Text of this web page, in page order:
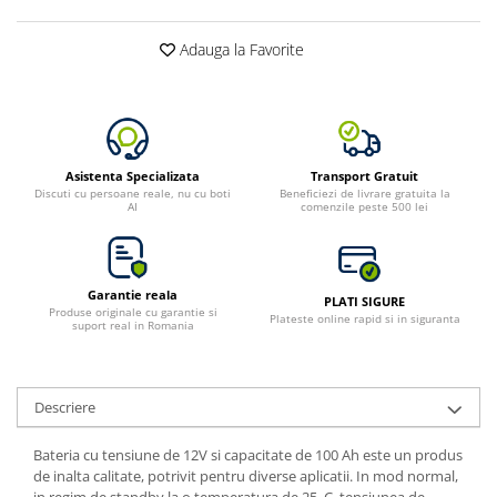
Bluetti
Toate panourile portabile
Kituri solare pentru balcon
Frigidere Portabile
Componente Fotovoltaice
Incarcatoare solare
Incarcatoare solare MPPT
Interfete si cabluri
Cabluri panouri fotovoltaice
Cabluri pentru echipamente
fotovoltaice
Adauga la Favorite
Asistenta Specializata
Discuti cu persoane reale, nu cu boti
AI
Transport Gratuit
Beneficiezi de livrare gratuita la
comenzile peste 500 lei
Garantie reala
Produse originale cu garantie si
suport real in Romania
PLATI SIGURE
Plateste online rapid si in siguranta
Descriere
Bateria cu tensiune de 12V si capacitate de 100 Ah este un produs
de inalta calitate, potrivit pentru diverse aplicatii. In mod normal,